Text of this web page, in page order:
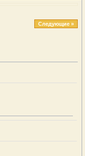
Следующие »